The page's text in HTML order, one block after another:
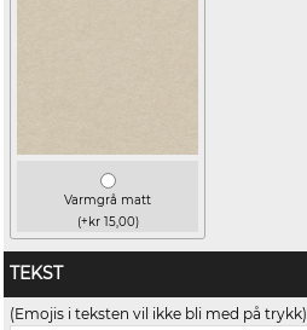
Varmgrå matt
(+kr 15,00)
TEKST
(Emojis i teksten vil ikke bli med på trykk)